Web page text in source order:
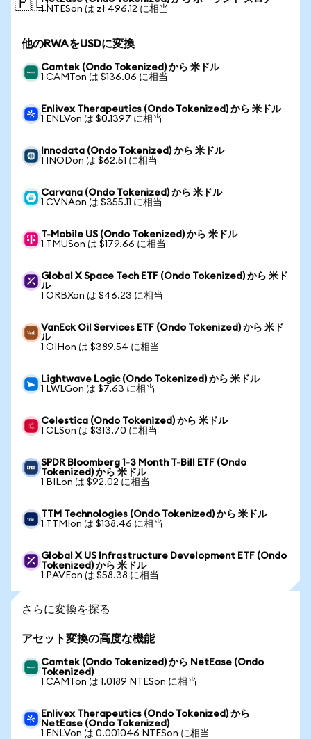
🇵🇱1 NTESon は zł 496.12 に相当
他のRWAをUSDに変換
Camtek (Ondo Tokenized) から 米ドル
1 CAMTon は $136.06 に相当
Enlivex Therapeutics (Ondo Tokenized) から 米ドル
1 ENLVon は $0.1397 に相当
Innodata (Ondo Tokenized) から 米ドル
1 INODon は $62.51 に相当
Carvana (Ondo Tokenized) から 米ドル
1 CVNAon は $355.11 に相当
T-Mobile US (Ondo Tokenized) から 米ドル
1 TMUSon は $179.66 に相当
Global X Space Tech ETF (Ondo Tokenized) から 米ド
ル
1 ORBXon は $46.23 に相当
VanEck Oil Services ETF (Ondo Tokenized) から 米ド
ル
1 OIHon は $389.54 に相当
Lightwave Logic (Ondo Tokenized) から 米ドル
1 LWLGon は $7.63 に相当
Celestica (Ondo Tokenized) から 米ドル
1 CLSon は $313.70 に相当
SPDR Bloomberg 1-3 Month T-Bill ETF (Ondo
Tokenized) から 米ドル
1 BILon は $92.02 に相当
TTM Technologies (Ondo Tokenized) から 米ドル
1 TTMIon は $138.46 に相当
Global X US Infrastructure Development ETF (Ondo
Tokenized) から 米ドル
1 PAVEon は $58.38 に相当
さらに変換を探る
アセット変換の高度な機能
Camtek (Ondo Tokenized) から NetEase (Ondo
Tokenized)
1 CAMTon は 1.0189 NTESon に相当
Enlivex Therapeutics (Ondo Tokenized) から
NetEase (Ondo Tokenized)
1 ENLVon は 0.001046 NTESon に相当